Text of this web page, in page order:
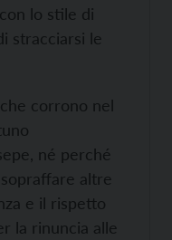
lo stile di
stracciarsi le
corrono nel
né perché
altre
e il rispetto
la rinuncia alle